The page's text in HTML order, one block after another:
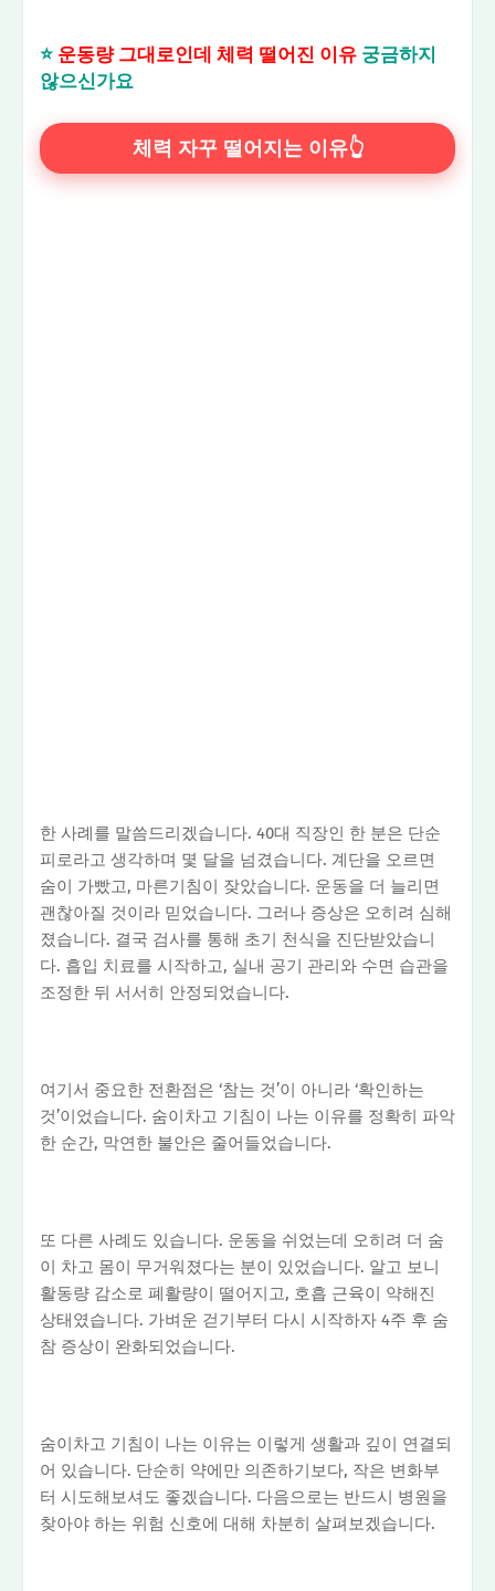
⭐ 운동량 그대로인데 체력 떨어진 이유 궁금하지
않으신가요
체력 자꾸 떨어지는 이유👆
한 사례를 말씀드리겠습니다. 40대 직장인 한 분은 단순
피로라고 생각하며 몇 달을 넘겼습니다. 계단을 오르면
숨이 가빴고, 마른기침이 잦았습니다. 운동을 더 늘리면
괜찮아질 것이라 믿었습니다. 그러나 증상은 오히려 심해
졌습니다. 결국 검사를 통해 초기 천식을 진단받았습니
다. 흡입 치료를 시작하고, 실내 공기 관리와 수면 습관을
조정한 뒤 서서히 안정되었습니다.
여기서 중요한 전환점은 ‘참는 것’이 아니라 ‘확인하는
것’이었습니다. 숨이차고 기침이 나는 이유를 정확히 파악
한 순간, 막연한 불안은 줄어들었습니다.
또 다른 사례도 있습니다. 운동을 쉬었는데 오히려 더 숨
이 차고 몸이 무거워졌다는 분이 있었습니다. 알고 보니
활동량 감소로 폐활량이 떨어지고, 호흡 근육이 약해진
상태였습니다. 가벼운 걷기부터 다시 시작하자 4주 후 숨
참 증상이 완화되었습니다.
숨이차고 기침이 나는 이유는 이렇게 생활과 깊이 연결되
어 있습니다. 단순히 약에만 의존하기보다, 작은 변화부
터 시도해보셔도 좋겠습니다. 다음으로는 반드시 병원을
찾아야 하는 위험 신호에 대해 차분히 살펴보겠습니다.